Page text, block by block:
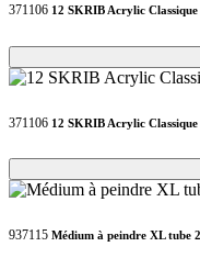
371106 12 SKRIB Acrylic Classique
Loading...
Loading...
371106 12 SKRIB Acrylic Classique
Loading...
Loading...
937115 Médium à peindre XL tube